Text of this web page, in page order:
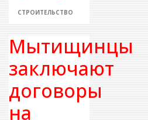
СТРОИТЕЛЬСТВО
Мытищинцы
заключают
договоры
на